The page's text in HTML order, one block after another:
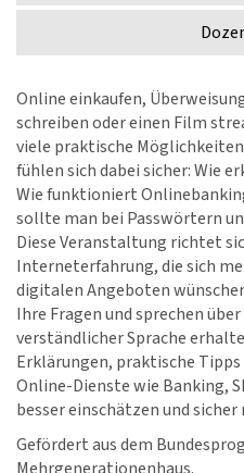
Online einkaufen,
schreiben oder einen Film
viele praktische
fühlen sich dabei sicher: Wie
Wie funktioniert
sollte man bei Passwörtern
Diese Veranstaltung richtet
Interneterfahrung, die sich
digitalen Angeboten
Ihre Fragen und sprechen
verständlicher Sprache
Erklärungen, praktische
Online-Dienste wie Banking,
besser einschätzen und
Gefördert aus dem